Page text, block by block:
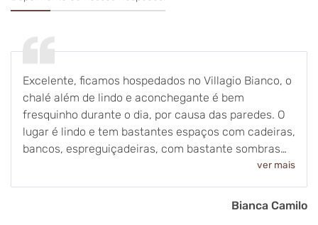
Excelente, ficamos hospedados no Villagio Bianco, o
chalé além de lindo e aconchegante é bem
fresquinho durante o dia, por causa das paredes. O
lugar é lindo e tem bastantes espaços com cadeiras,
bancos, espreguiçadeiras, com bastante sombras
experiência! Quando meu noivo me disse q iria ter
ver mais
Bianca Camilo